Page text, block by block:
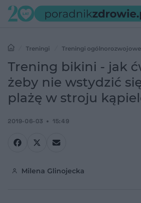
Treningi Treningi ogólnorozwojowe
ćwiczyć, żeby nie wstydzić się wyjść na plażę
Trening bikini - jak
żeby nie wstydzić
plażę w stroju
2019-06-03 15:49
Milena Glinojecka